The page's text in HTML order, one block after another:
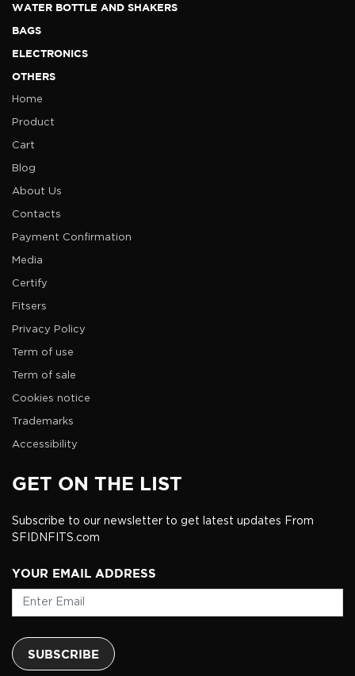
WATER BOTTLE AND SHAKERS
BAGS
ELECTRONICS
OTHERS
Home
Product
Cart
Blog
About Us
Contacts
Payment Confirmation
Media
Certify
Fitsers
Privacy Policy
Term of use
Term of sale
Cookies notice
Trademarks
Accessibility
GET ON THE LIST
Subscribe to our newsletter to get latest updates From
SFIDNFITS.com
YOUR EMAIL ADDRESS
SUBSCRIBE